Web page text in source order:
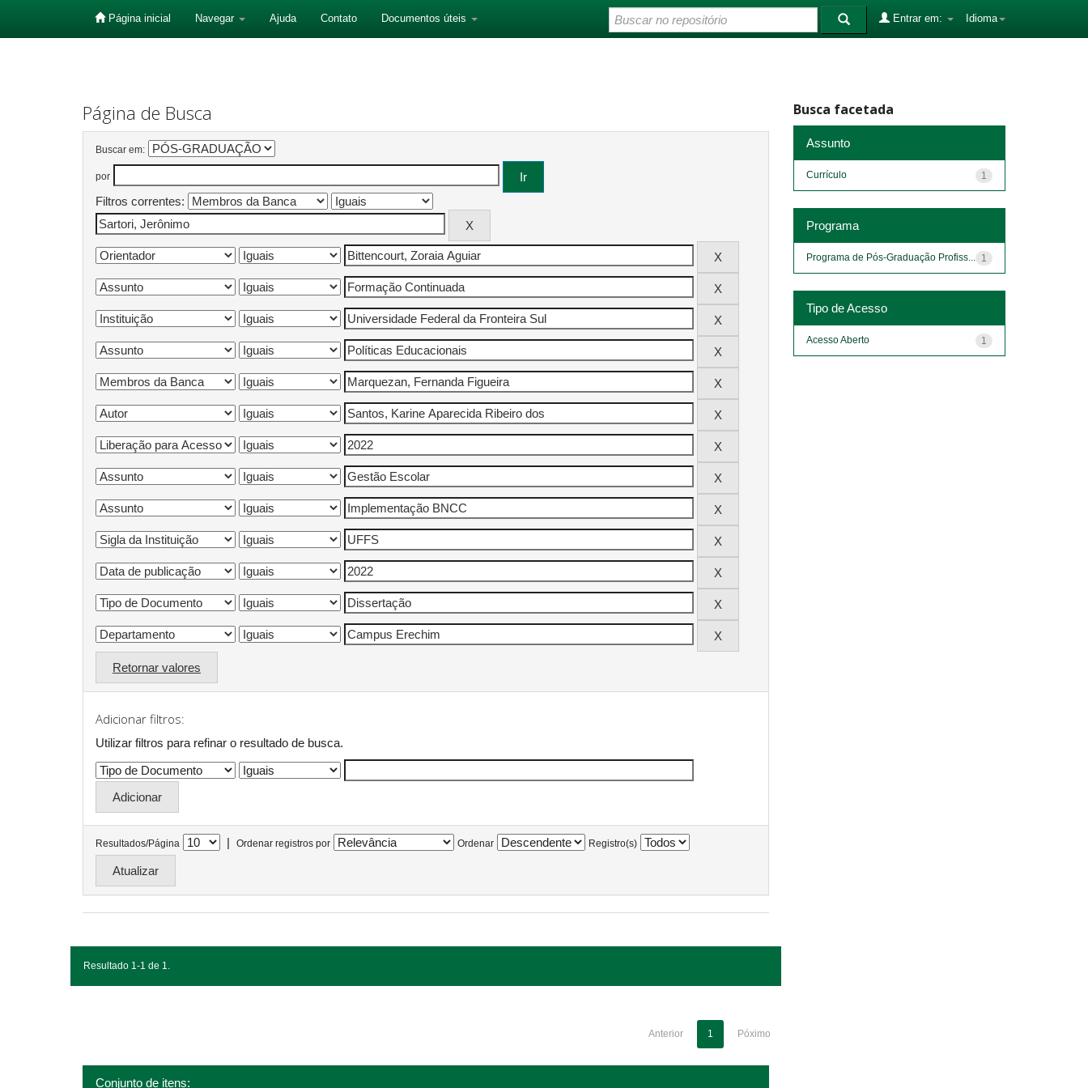
Página inicial Navegar Ajuda Contato Documentos úteis Idioma
Entrar em:
Página de Busca
Buscar em:
por
Filtros correntes:
Retornar valores
Adicionar filtros:
Utilizar filtros para refinar o resultado de busca.
Resultados/Página | Ordenar registros por Ordenar Registro(s)
Resultado 1-1 de 1.
Anterior 1 Póximo
Conjunto de itens:
Busca facetada
Assunto
1
Currículo
Programa
1
Programa de Pós-Graduação Profiss...
Tipo de Acesso
1
Acesso Aberto